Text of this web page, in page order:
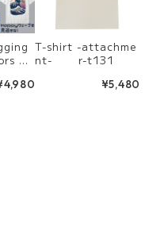
T-shirt -attachme
nt- r-t131
¥5,480